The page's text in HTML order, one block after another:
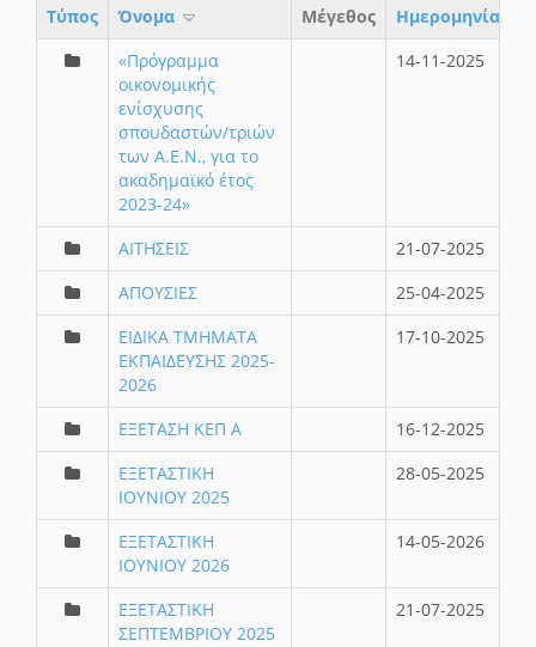
Τύπος Όνομα Μέγεθος
Ημερομηνία
«Πρόγραμμα
οικονομικής
ενίσχυσης
σπουδαστών/τριών
των Α.Ε.Ν., για το
ακαδημαϊκό έτος
2023-24»
14-11-2025
ΑΙΤΗΣΕΙΣ
21-07-2025
ΑΠΟΥΣΙΕΣ
25-04-2025
ΕΙΔΙΚΑ ΤΜΗΜΑΤΑ
ΕΚΠΑΙΔΕΥΣΗΣ 2025-
2026
17-10-2025
ΕΞΕΤΑΣΗ ΚΕΠ Α
16-12-2025
ΕΞΕΤΑΣΤΙΚΗ
ΙΟΥΝΙΟΥ 2025
28-05-2025
ΕΞΕΤΑΣΤΙΚΗ
ΙΟΥΝΙΟΥ 2026
14-05-2026
ΕΞΕΤΑΣΤΙΚΗ
ΣΕΠΤΕΜΒΡΙΟΥ 2025
21-07-2025